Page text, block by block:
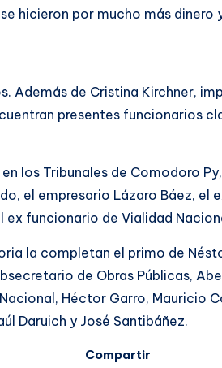
hicieron por mucho más dinero
Además de Cristina Kirchner,
presentes funcionarios
los Tribunales de Comodoro
el empresario Lázaro Báez, el
ex funcionario de Vialidad
la completan el primo de
de Obras Públicas,
Héctor Garro, Mauricio
Daruich y José Santibáñez.
Compartir